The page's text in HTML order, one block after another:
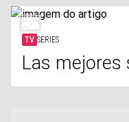
TV SERIES
Las mejores